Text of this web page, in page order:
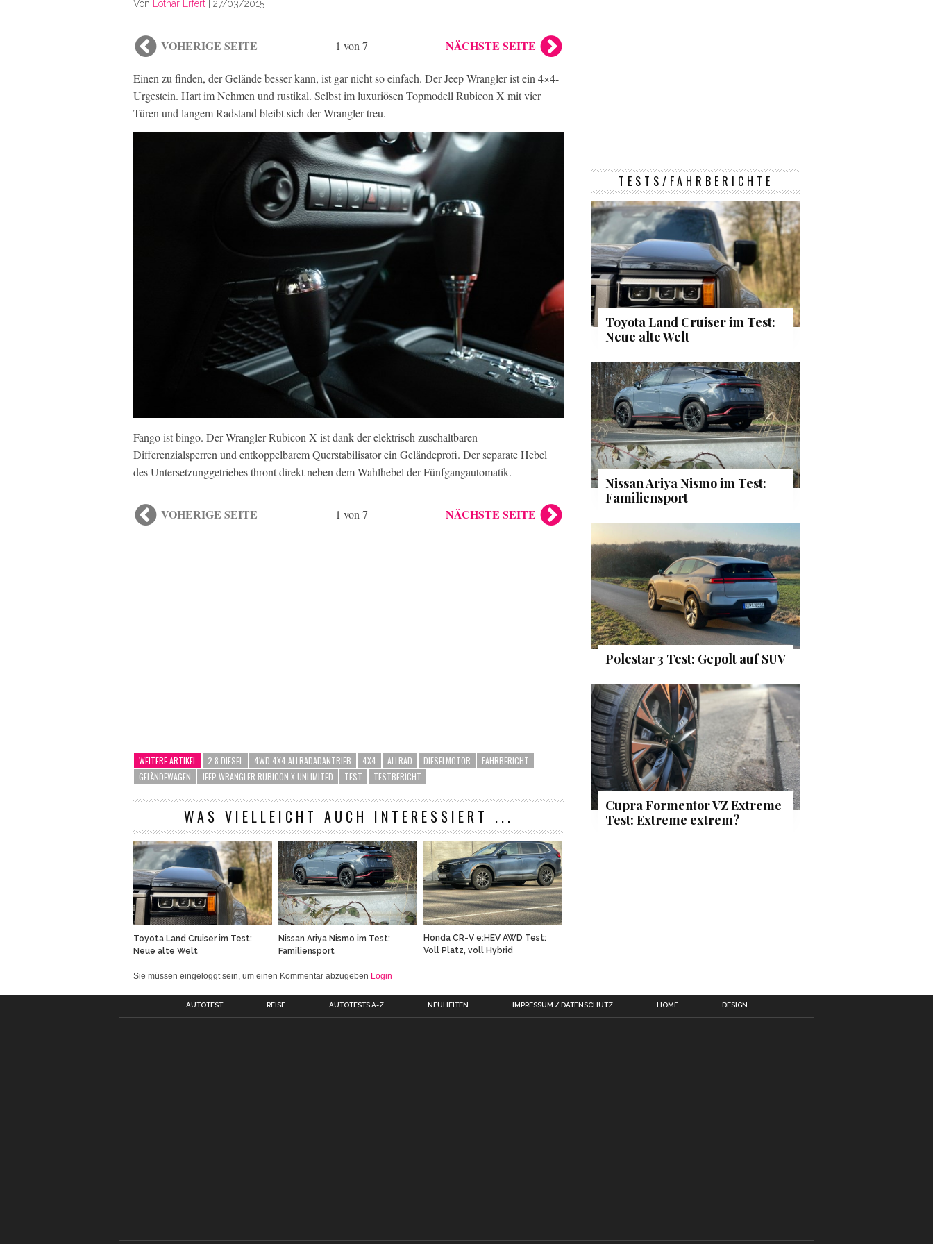
Von Lothar Erfert 27/03/2015
VOHERIGE SEITE 1 von 7 NÄCHSTE SEITE
Einen zu finden, der Gelände besser kann, ist gar nicht so einfach. Der Jeep Wrangler ist ein 4×4-
Urgestein. Hart im Nehmen und rustikal. Selbst im luxuriösen Topmodell Rubicon X mit vier
Türen und langem Radstand bleibt sich der Wrangler treu.
Fango ist bingo. Der Wrangler Rubicon X ist dank der elektrisch zuschaltbaren
Differenzialsperren und entkoppelbarem Querstabilisator ein Geländeprofi. Der separate Hebel
des Untersetzunggetriebes thront direkt neben dem Wahlhebel der Fünfgangautomatik.
VOHERIGE SEITE 1 von 7 NÄCHSTE SEITE
WEITERE ARTIKEL 2.8 DIESEL 4WD 4X4 ALLRADADANTRIEB 4X4 ALLRAD DIESELMOTOR
FAHRBERICHT
GELÄNDEWAGEN
JEEP WRANGLER RUBICON X UNLIMITED TEST TESTBERICHT
WAS VIELLEICHT AUCH INTERESSIERT ...
Toyota Land Cruiser im Test:
Neue alte Welt
Nissan Ariya Nismo im Test:
Familiensport
Honda CR-V e:HEV AWD Test:
Voll Platz, voll Hybrid
Sie müssen eingeloggt sein, um einen Kommentar abzugeben Login
TESTS/FAHRBERICHTE
Toyota Land Cruiser im Test:
Neue alte Welt
Nissan Ariya Nismo im Test:
Familiensport
Polestar 3 Test: Gepolt auf SUV
Cupra Formentor VZ Extreme
Test: Extreme extrem?
AUTOTEST REISE AUTOTESTS A-Z NEUHEITEN IMPRESSUM / DATENSCHUTZ HOME DESIGN